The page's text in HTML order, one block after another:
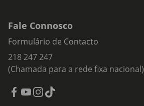
Fale Connosco
Formulário de Contacto
218 247 247
(Chamada para a rede fixa nacional)